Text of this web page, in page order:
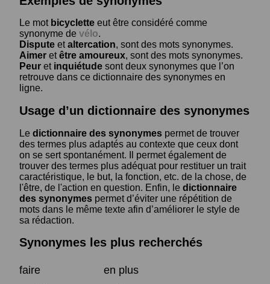
Le mot bicyclette eut être considéré comme
synonyme de vélo.
Dispute etaltercation, sont des mots synonymes.
Aimer etêtre amoureux, sont des mots synonymes.
Peur et inquiétude sont deux synonymes que l’on
retrouve dans ce dictionnaire des synonymes en
ligne.
Usage d’un dictionnaire des synonymes
Le dictionnaire des synonymes permet de trouver
des termes plus adaptés au contexte que ceux dont
on se sert spontanément. Il permet également de
trouver des termes plus adéquat pour restituer un trait
caractéristique, le but, la fonction, etc. de la chose, de
l'être, de l'action en question. Enfin, le dictionnaire
des synonymes permet d’éviter une répétition de
mots dans le même texte afin d’améliorer le style de
sa rédaction.
Synonymes les plus recherchés
faire
en plus